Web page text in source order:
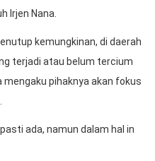
Irjen Nana.
kemungkinan, di daerah
terjadi atau belum tercium
mengaku pihaknya akan fokus
ada, namun dalam hal in